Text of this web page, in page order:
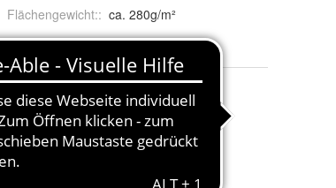
Flächengewicht:: ca. 280g/m²